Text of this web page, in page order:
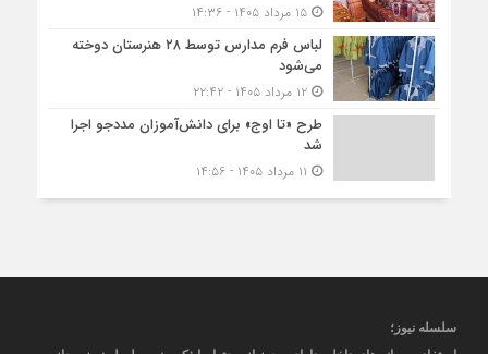
۱۵ مرداد ۱۴۰۵ - ۱۴:۳۶
لباس فرم مدارس توسط ۲۸ هنرستان‌ دوخته
می‌شود
۱۲ مرداد ۱۴۰۵ - ۲۲:۴۲
طرح «تا اوج» برای دانش‌آموزان مددجو اجرا
شد
سلسله نیوز؛